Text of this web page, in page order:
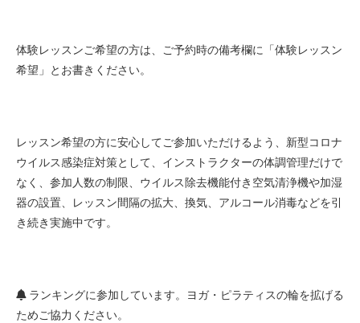
体験レッスンご希望の方は、ご予約時の備考欄に「体験レッスン
希望」とお書きください。
レッスン希望の方に安心してご参加いただけるよう、新型コロナ
ウイルス感染症対策として、インストラクターの体調管理だけで
なく、参加人数の制限、ウイルス除去機能付き空気清浄機や加湿
器の設置、レッスン間隔の拡大、換気、アルコール消毒などを引
き続き実施中です。
ランキングに参加しています。ヨガ・ピラティスの輪を拡げる
ためご協力ください。